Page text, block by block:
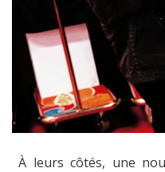
À leurs côtés, une